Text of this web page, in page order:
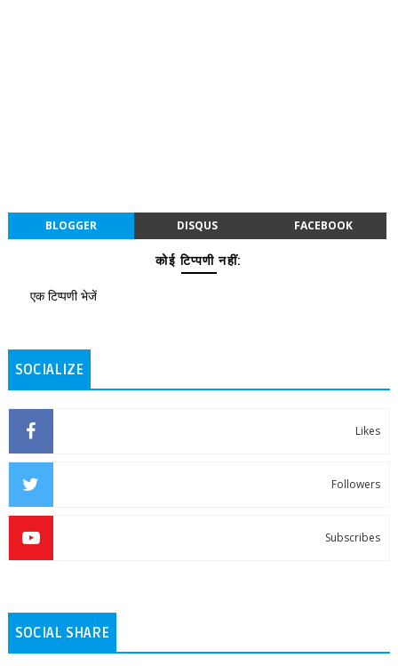
BLOGGER DISQUS FACEBOOK
कोई टिप्पणी नहीं:
एक टिप्पणी भेजें
SOCIALIZE
Likes
Followers
Subscribes
SOCIAL SHARE